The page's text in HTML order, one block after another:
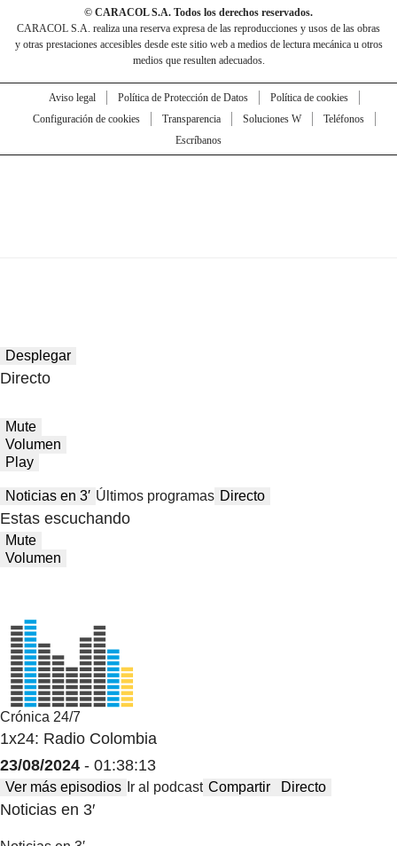
© CARACOL S.A. Todos los derechos reservados.
CARACOL S.A. realiza una reserva expresa de las reproducciones y usos de las obras
y otras prestaciones accesibles desde este sitio web a medios de lectura mecánica u otros
medios que resulten adecuados.
Aviso legal Política de Protección de Datos
Política de cookies
Configuración de cookies
Transparencia Soluciones W
Teléfonos
Escríbanos
Desplegar
Directo
Mute
Volumen
Play
Noticias en 3′ Últimos programas Directo
Estas escuchando
Mute
Volumen
Crónica 24/7
1x24: Radio Colombia
23/08/2024 - 01:38:13
Ver más episodios Ir al podcast Compartir Directo
Noticias en 3′